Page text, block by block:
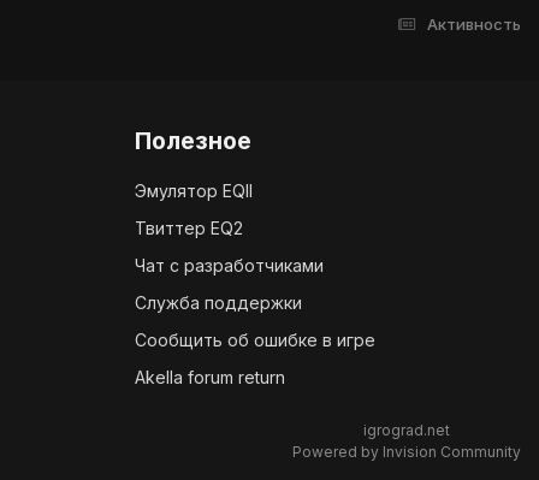
Активность
Полезное
Эмулятор EQII
Твиттер EQ2
Чат с разработчиками
Служба поддержки
Сообщить об ошибке в игре
Akella forum return
igrograd.net
Powered by Invision Community